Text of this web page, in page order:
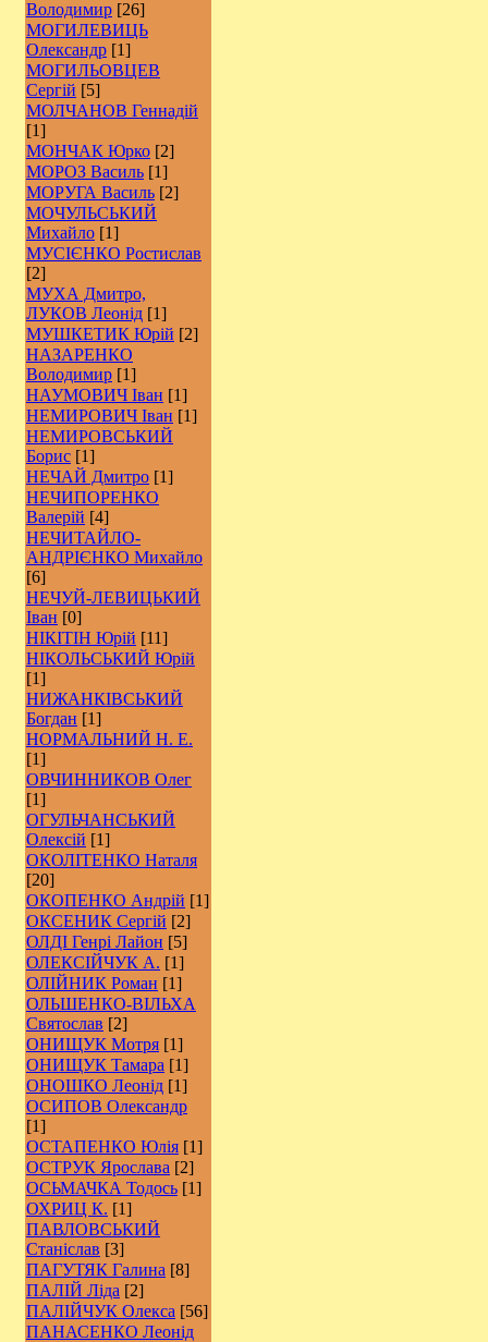
Володимир [26]
МОГИЛЕВИЦЬ
Олександр [1]
МОГИЛЬОВЦЕВ
Сергій [5]
МОЛЧАНОВ Геннадій
[1]
МОНЧАК Юрко [2]
МОРОЗ Василь [1]
МОРУГА Василь [2]
МОЧУЛЬСЬКИЙ
Михайло [1]
МУСІЄНКО Ростислав
[2]
МУХА Дмитро,
ЛУКОВ Леонід [1]
МУШКЕТИК Юрій [2]
НАЗАРЕНКО
Володимир [1]
НАУМОВИЧ Іван [1]
НЕМИРОВИЧ Іван [1]
НЕМИРОВСЬКИЙ
Борис [1]
НЕЧАЙ Дмитро [1]
НЕЧИПОРЕНКО
Валерій [4]
НЕЧИТАЙЛО-
АНДРІЄНКО Михайло
[6]
НЕЧУЙ-ЛЕВИЦЬКИЙ
Іван [0]
НІКІТІН Юрій [11]
НІКОЛЬСЬКИЙ Юрій
[1]
НИЖАНКІВСЬКИЙ
Богдан [1]
НОРМАЛЬНИЙ Н. Е.
[1]
ОВЧИННИКОВ Олег
[1]
ОГУЛЬЧАНСЬКИЙ
Олексій [1]
ОКОЛІТЕНКО Наталя
[20]
ОКОПЕНКО Андрій [1]
ОКСЕНИК Сергій [2]
ОЛДІ Генрі Лайон [5]
ОЛЕКСІЙЧУК А. [1]
ОЛІЙНИК Роман [1]
ОЛЬШЕНКО-ВІЛЬХА
Святослав [2]
ОНИЩУК Мотря [1]
ОНИЩУК Тамара [1]
ОНОШКО Леонід [1]
ОСИПОВ Олександр
[1]
ОСТАПЕНКО Юлія [1]
ОСТРУК Ярослава [2]
ОСЬМАЧКА Тодось [1]
ОХРИЦ К. [1]
ПАВЛОВСЬКИЙ
Станіслав [3]
ПАГУТЯК Галина [8]
ПАЛІЙ Ліда [2]
ПАЛІЙЧУК Олекса [56]
ПАНАСЕНКО Леонід